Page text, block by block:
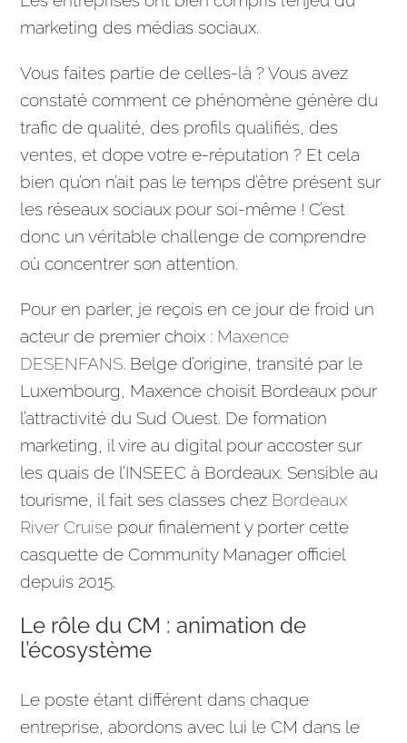
marketing des médias sociaux.
Vous faites partie de celles-là ? Vous avez
constaté comment ce phénomène génère du
trafic de qualité, des profils qualifiés, des
ventes, et dope votre e-réputation ? Et cela
bien qu’on n’ait pas le temps d’être présent sur
les réseaux sociaux pour soi-même ! C’est
donc un véritable challenge de comprendre
où concentrer son attention.
Pour en parler, je reçois en ce jour de froid un
acteur de premier choix : Maxence
DESENFANS. Belge d’origine, transité par le
Luxembourg, Maxence choisit Bordeaux pour
l’attractivité du Sud Ouest. De formation
marketing, il vire au digital pour accoster sur
les quais de l’INSEEC à Bordeaux. Sensible au
tourisme, il fait ses classes chez Bordeaux
River Cruise pour finalement y porter cette
casquette de Community Manager officiel
depuis 2015.
Le rôle du CM : animation de
l’écosystème
Le poste étant différent dans chaque
entreprise , abordons avec lui le CM dans le